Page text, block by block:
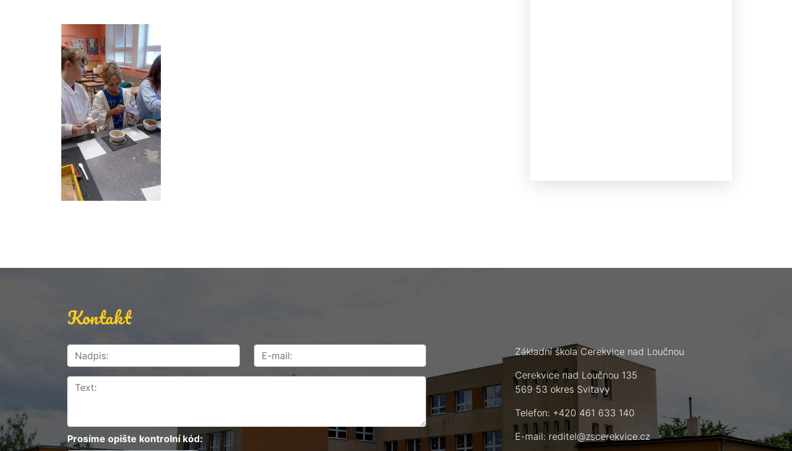
Kontakt
Prosíme opište kontrolní kód:
Základní škola Cerekvice nad Loučnou
Cerekvice nad Loučnou 135
569 53 okres Svitavy
Telefon: +420 461 633 140
E-mail:reditel@zscerekvice.cz